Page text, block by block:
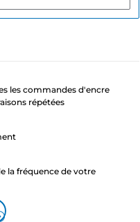
les commandes d'encre
répétées
la fréquence de votre